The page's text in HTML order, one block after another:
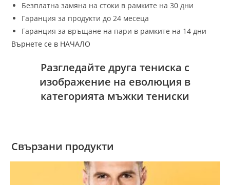
Безплатна замяна на стоки в рамките на 30 дни
Гаранция за продукти до 24 месеца
Гаранция за връщане на пари в рамките на 14 дни
Върнете се в НАЧАЛО
Разгледайте друга тениска с
изображение на еволюция в
категорията мъжки тениски
Свързани продукти